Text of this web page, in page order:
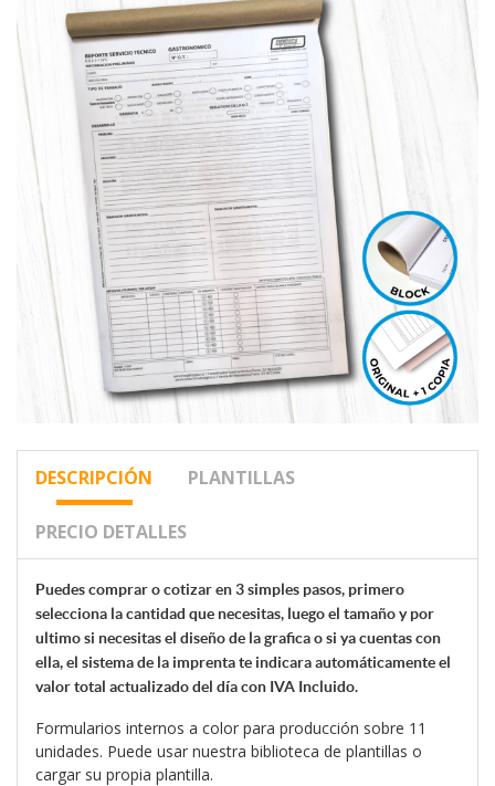
DESCRIPCIÓN PLANTILLAS
PRECIO DETALLES
Puedes comprar o cotizar en 3 simples pasos, primero
selecciona la cantidad que necesitas, luego el tamaño y por
ultimo si necesitas el diseño de la grafica o si ya cuentas con
ella, el sistema de la imprenta te indicara automáticamente el
valor total actualizado del día con IVA Incluido.
Formularios internos a color para producción sobre 11
unidades. Puede usar nuestra biblioteca de plantillas o
cargar su propia plantilla.